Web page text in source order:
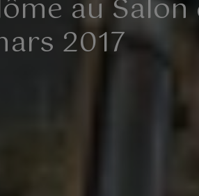
au Salon
2017